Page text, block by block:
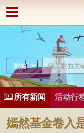
所有新闻 活动行
嫣然基金卷入